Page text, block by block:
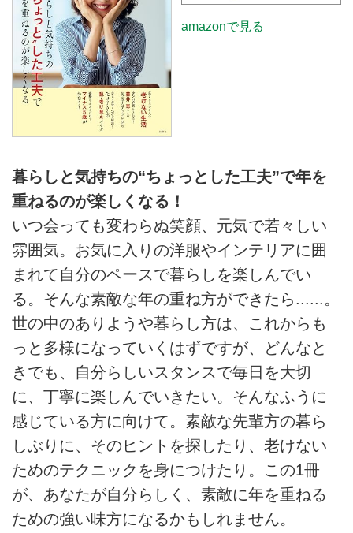
amazonで見る
暮らしと気持ちの“ちょっとした工夫”で年を
重ねるのが楽しくなる！
いつ会っても変わらぬ笑顔、元気で若々しい
雰囲気。お気に入りの洋服やインテリアに囲
まれて自分のペースで暮らしを楽しんでい
る。そんな素敵な年の重ね方ができたら......。
世の中のありようや暮らし方は、これからも
っと多様になっていくはずですが、どんなと
きでも、自分らしいスタンスで毎日を大切
に、丁寧に楽しんでいきたい。そんなふうに
感じている方に向けて。素敵な先輩方の暮ら
しぶりに、そのヒントを探したり、老けない
ためのテクニックを身につけたり。この1冊
が、あなたが自分らしく、素敵に年を重ねる
ための強い味方になるかもしれません。